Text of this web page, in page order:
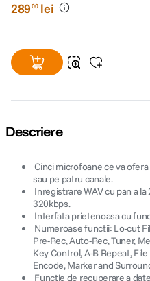
28900 lei
Descriere
 Cinci microfoane ce va
sau pe patru canale.
 Inregistrare WAV cu pan a
320kbps.
 Interfata prietenoasa cu
 Numeroase functii: Lo-cut
Pre-Rec, Auto-Rec, Tuner,
Key Control, A-B Repeat,
Encode, Marker and
 Functie de recuperare a